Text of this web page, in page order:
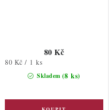
Skladem (8 ks)
80 Kč
Měrná
80 Kč / 1 ks